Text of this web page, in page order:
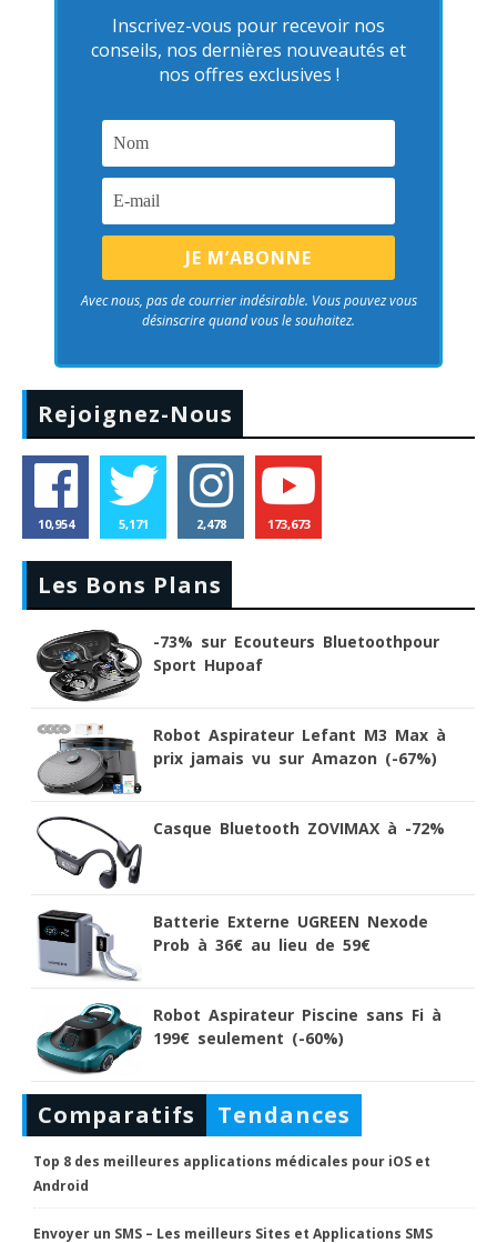
Inscrivez-vous pour recevoir nos
conseils, nos dernières nouveautés et
nos offres exclusives !
Avec nous, pas de courrier indésirable. Vous pouvez vous
désinscrire quand vous le souhaitez.
Rejoignez-Nous
10,954 5,171 2,478 173,673
Les Bons Plans
-73% sur Ecouteurs Bluetoothpour
Sport Hupoaf
Robot Aspirateur Lefant M3 Max à
prix jamais vu sur Amazon (-67%)
Casque Bluetooth ZOVIMAX à -72%
Batterie Externe UGREEN Nexode
Prob à 36€ au lieu de 59€
Robot Aspirateur Piscine sans Fi à
199€ seulement (-60%)
Comparatifs Tendances
Top 8 des meilleures applications médicales pour iOS et
Android
Envoyer un SMS – Les meilleurs Sites et Applications SMS